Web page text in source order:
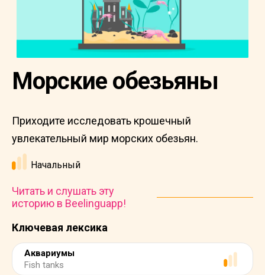
Ключевая лексика
Аквариумы
Fish tanks
Морские обезьяны
Приходите исследовать крошечный
увлекательный мир морских обезьян.
Начальный
Читать и слушать эту
историю в Beelinguapp!